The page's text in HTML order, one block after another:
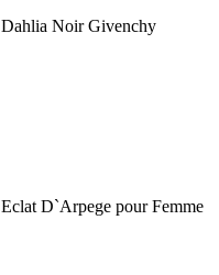
Dahlia Noir Givenchy
Eclat D`Arpege pour Femme